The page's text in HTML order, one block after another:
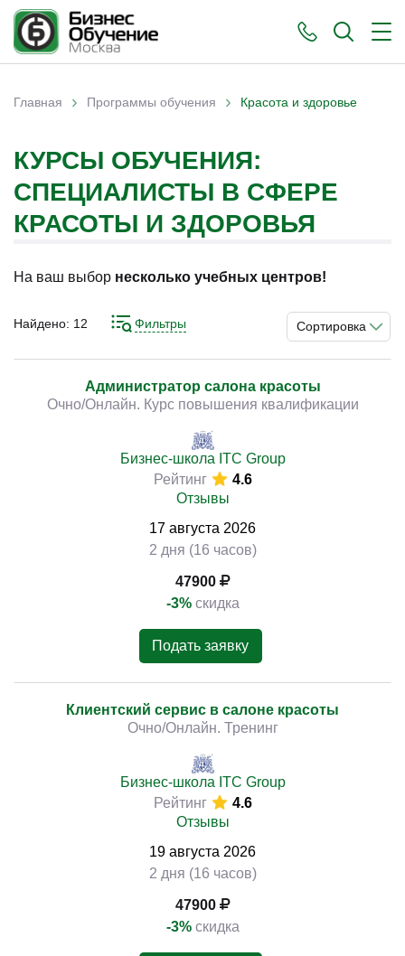
Главная › Программы обучения › Красота и здоровье
КУРСЫ ОБУЧЕНИЯ:
СПЕЦИАЛИСТЫ В СФЕРЕ
КРАСОТЫ И ЗДОРОВЬЯ
На ваш выбор несколько учебных центров!
Сортировка
Найдено: 12 Фильтры
Администратор салона красоты
Очно/Онлайн. Курс повышения квалификации
Бизнес-школа ITC Group
Рейтинг
4.6
Отзывы
17 августа 2026
2 дня (16 часов)
47900
-3% скидка
Подать заявку
Клиентский сервис в салоне красоты
Очно/Онлайн. Тренинг
Бизнес-школа ITC Group
Рейтинг
4.6
Отзывы
19 августа 2026
2 дня (16 часов)
47900
-3% скидка